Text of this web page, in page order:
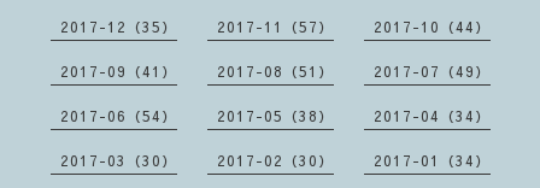
2017-12（35） 2017-11（57） 2017-10（44）
2017-09（41） 2017-08（51） 2017-07（49）
2017-06（54） 2017-05（38） 2017-04（34）
2017-03（30） 2017-02（30） 2017-01（34）